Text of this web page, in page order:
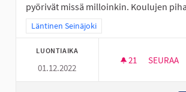
pyörivät missä milloinkin. Koulujen
Rajaa tulokset teeman mukaan: Läntinen
Läntinen Seinäjoki
LUONTIAIKA
01.12.2022
21 21
SEURAA